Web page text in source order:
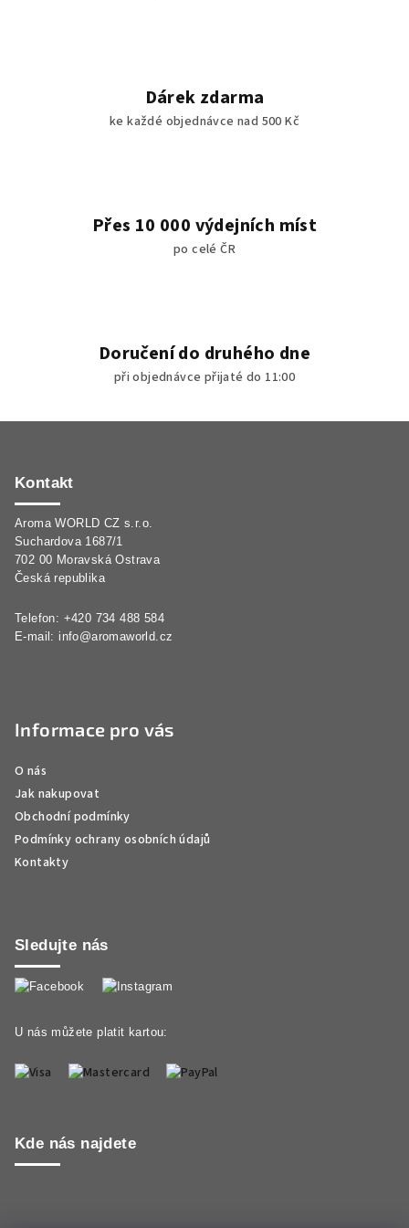
s
u
Dárek zdarma
ke každé objednávce nad 500 Kč
Přes 10 000 výdejních míst
po celé ČR
Doručení do druhého dne
při objednávce přijaté do 11:00
Kontakt
Aroma WORLD CZ s.r.o.
Suchardova 1687/1
702 00 Moravská Ostrava
Česká republika
Telefon: +420 734 488 584
E-mail: info@aromaworld.cz
Informace pro vás
O nás
Jak nakupovat
Obchodní podmínky
Podmínky ochrany osobních údajů
Kontakty
Sledujte nás
U nás můžete platit kartou:
Kde nás najdete